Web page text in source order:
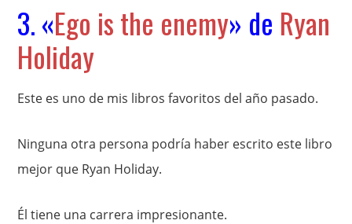
3. «Ego is the enemy» de Ryan
Holiday
Este es uno de mis libros favoritos del año pasado.
Ninguna otra persona podría haber escrito este libro
mejor que Ryan Holiday.
Él tiene una carrera impresionante.